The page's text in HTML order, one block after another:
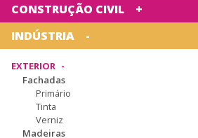
CONSTRUÇÃO CIVIL
INDÚSTRIA
EXTERIOR
Fachadas
Primário
Tinta
Verniz
Madeiras